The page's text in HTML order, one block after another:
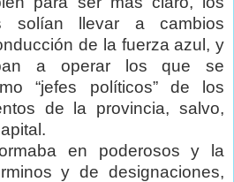
solían llevar a cambios
de la fuerza azul, y
a operar los que se
“jefes políticos” de los
de la provincia, salvo,
en poderosos y la
y de designaciones,